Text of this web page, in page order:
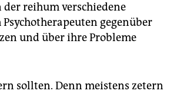
reihum verschiedene
gegenüber
und über ihre Probleme
sollten. Denn meistens zetern